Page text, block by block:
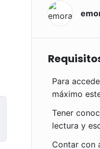
Para
máximo
Tener
lectura y
Contar con